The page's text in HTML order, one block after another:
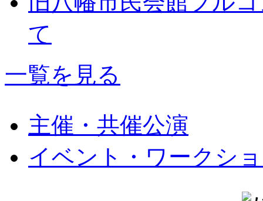
て
一覧を見る
主催・共催公演
イベント・ワークシ